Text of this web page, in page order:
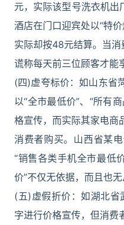
元，实际该型号洗衣机
酒店在门口迎宾处以“特
实际却按48元结算。当消
谎称每天前三位顾客才能
(四)虚夸标价：如山东省
以“全市最低价”、“所有
格宣传，而实际其家电商
消费者购买。山西省某
“销售各类手机全市最低
价”不仅无依据，而且也无
(五)虚假折价：如湖北省
字进行价格宣传，但消费